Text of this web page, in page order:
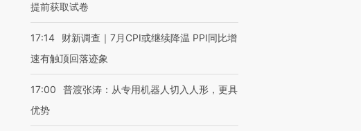
提前获取试卷
17:14
财新调查｜7月CPI或继续降温 PPI同比增
速有触顶回落迹象
17:00
普渡张涛：从专用机器人切入人形，更具
优势